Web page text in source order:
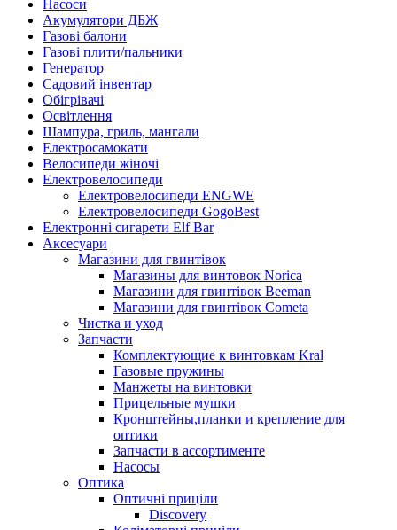
Насоси
Акумулятори ДБЖ
Газові балони
Газові плити/пальники
Генератор
Садовий інвентар
Обігрівачі
Освітлення
Шампура, гриль, мангали
Електросамокати
Велосипеди жіночі
Електровелосипеди
Електровелосипеди ENGWE
Електровелосипеди GogoBest
Електронні сигарети Elf Bar
Аксесуари
Магазини для гвинтівок
Магазины для винтовок Norica
Магазини для гвинтівок Beeman
Магазини для гвинтівок Cometa
Чистка и уход
Запчасти
Комплектующие к винтовкам Kral
Газовые пружины
Манжеты на винтовки
Прицельные мушки
Кронштейны,планки и крепление для
оптики
Запчасти в ассортименте
Насосы
Оптика
Оптичні приціли
Discovery